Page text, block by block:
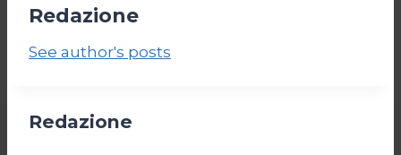
Redazione
See author's posts
Redazione